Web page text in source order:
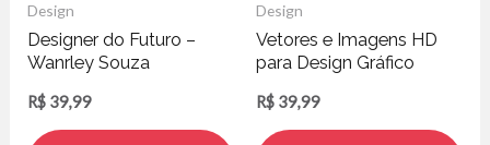
Design
Designer do Futuro –
Wanrley Souza
R$ 39,99
Design
Vetores e Imagens HD
para Design Gráfico
R$ 39,99